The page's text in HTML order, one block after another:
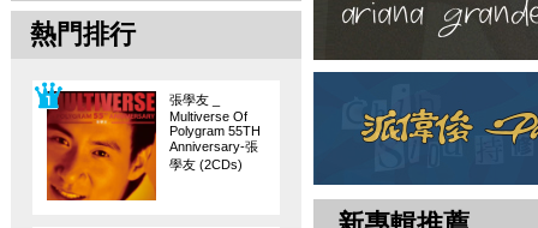
熱門排行
張學友 _
Multiverse Of
Polygram 55TH
Anniversary-張
學友 (2CDs)